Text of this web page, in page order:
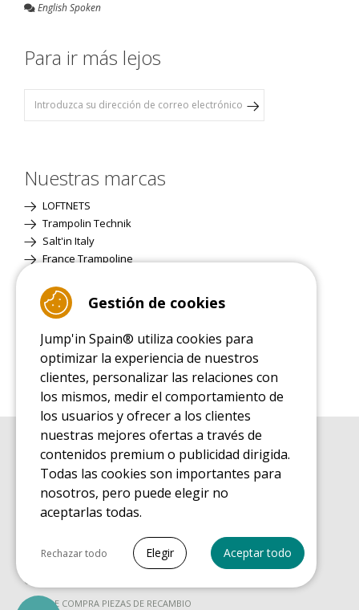
English Spoken
Para ir más lejos
Nuestras marcas
LOFTNETS
Trampolin Technik
Salt'in Italy
France Trampoline
Página Clásica
GUÍA DE COMPRA
Guía de compra para las camas elásticas de ocio
GUÍA DE INSTALACIÓN
Guía de montaje para la cama elástica de ocio
Guía de mantenimiento de las camas elásticas de ocio
Guía de descubrimiento de las camas elásticas de ocio
GUÍA DE COMPRA PIEZAS DE RECAMBIO
Gestión de cookies
Jump'in Spain® utiliza cookies para
optimizar la experiencia de nuestros
clientes, personalizar las relaciones con
los mismos, medir el comportamiento de
los usuarios y ofrecer a los clientes
nuestras mejores ofertas a través de
contenidos premium o publicidad dirigida.
Todas las cookies son importantes para
nosotros, pero puede elegir no
aceptarlas todas.
Seleccionar todo
Cookies necesarias
PrestaShop
Rechazar todo Elegir Aceptar todo